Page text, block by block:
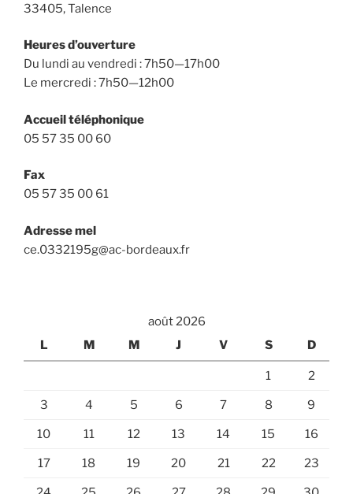
33405, Talence
Heures d’ouverture
Du lundi au vendredi : 7h50—17h00
Le mercredi : 7h50—12h00
Accueil téléphonique
05 57 35 00 60
Fax
05 57 35 00 61
Adresse mel
ce.0332195g@ac-bordeaux.fr
août 2026
L
M M J V S D
1 2
3 4 5 6 7 8 9
10 11 12 13 14 15 16
17 18 19 20 21 22 23